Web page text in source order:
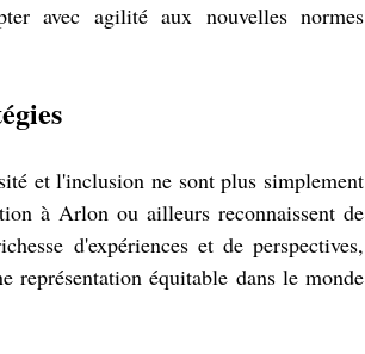
avec agilité aux nouvelles normes
et l'inclusion ne sont plus simplement
à Arlon ou ailleurs reconnaissent de
d'expériences et de perspectives,
représentation équitable dans le monde